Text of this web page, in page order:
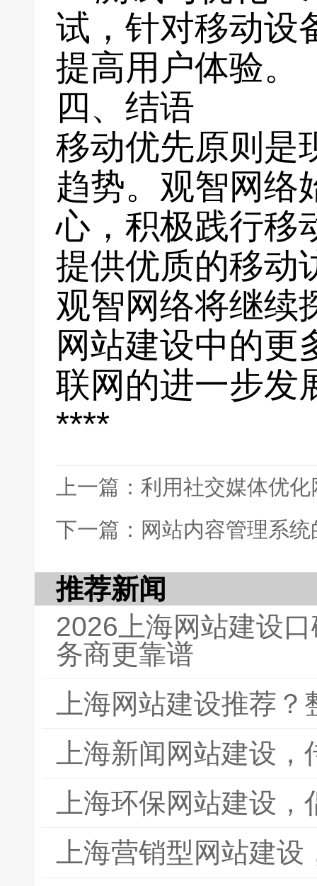
试，针对移动设
提高用户体验。
四、结语
移动优先原则是
趋势。观智网络
心，积极践行移
提供优质的移动
观智网络将继续
网站建设中的更
联网的进一步发
****
上一篇：利用社交媒体优
下一篇：网站内容管理系
推荐新闻
2026上海网站建设
务商更靠谱
上海网站建设推荐
上海新闻网站建设
上海环保网站建设
上海营销型网站建